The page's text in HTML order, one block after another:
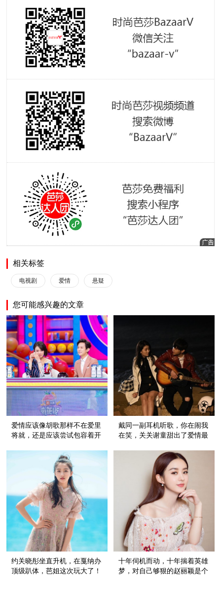
相关标签
电视剧 爱情 悬疑
您可能感兴趣的文章
爱情应该像胡歌那样不在爱里
将就，还是应该尝试包容着开
戴同一副耳机听歌，你在闹我
在笑，关关谢童甜出了爱情最
约关晓彤坐直升机，在戛纳办
顶级趴体，芭姐这次玩大了！
十年伺机而动，十年揣着英雄
梦，对自己够狠的赵丽颖是个